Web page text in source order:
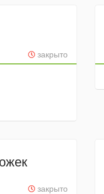
закрыто
закрыто